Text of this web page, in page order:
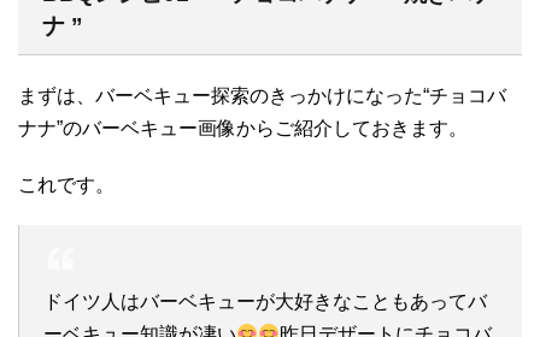
ナ ”
まずは、バーベキュー探索のきっかけになった“チョコバ
ナナ”のバーベキュー画像からご紹介しておきます。
これです。
ドイツ人はバーベキューが大好きなこともあってバ